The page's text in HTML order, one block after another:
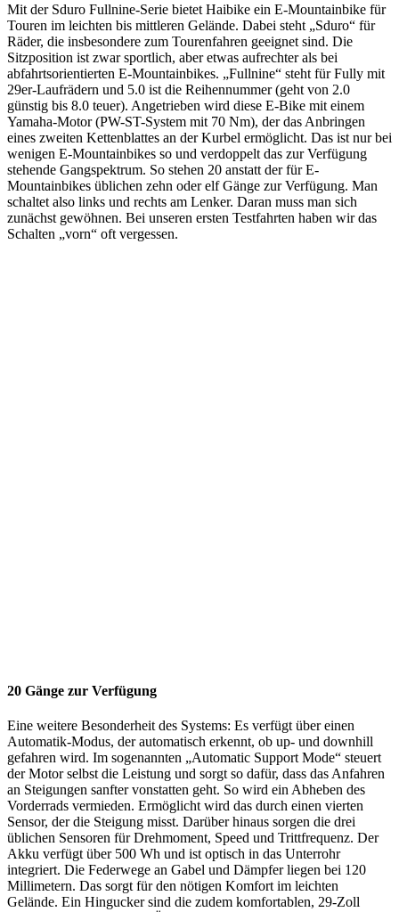
Mit der Sduro Fullnine-Serie bietet Haibike ein E-Mountainbike für
Touren im leichten bis mittleren Gelände. Dabei steht „Sduro“ für
Räder, die insbesondere zum Tourenfahren geeignet sind. Die
Sitzposition ist zwar sportlich, aber etwas aufrechter als bei
abfahrtsorientierten E-Mountainbikes. „Fullnine“ steht für Fully mit
29er-Laufrädern und 5.0 ist die Reihennummer (geht von 2.0
günstig bis 8.0 teuer). Angetrieben wird diese E-Bike mit einem
Yamaha-Motor (PW-ST-System mit 70 Nm), der das Anbringen
eines zweiten Kettenblattes an der Kurbel ermöglicht. Das ist nur bei
wenigen E-Mountainbikes so und verdoppelt das zur Verfügung
stehende Gangspektrum. So stehen 20 anstatt der für E-
Mountainbikes üblichen zehn oder elf Gänge zur Verfügung. Man
schaltet also links und rechts am Lenker. Daran muss man sich
zunächst gewöhnen. Bei unseren ersten Testfahrten haben wir das
Schalten „vorn“ oft vergessen.
20 Gänge zur Verfügung
Eine weitere Besonderheit des Systems: Es verfügt über einen
Automatik-Modus, der automatisch erkennt, ob up- und downhill
gefahren wird. Im sogenannten „Automatic Support Mode“ steuert
der Motor selbst die Leistung und sorgt so dafür, dass das Anfahren
an Steigungen sanfter vonstatten geht. So wird ein Abheben des
Vorderrads vermieden. Ermöglicht wird das durch einen vierten
Sensor, der die Steigung misst. Darüber hinaus sorgen die drei
üblichen Sensoren für Drehmoment, Speed und Trittfrequenz. Der
Akku verfügt über 500 Wh und ist optisch in das Unterrohr
integriert. Die Federwege an Gabel und Dämpfer liegen bei 120
Millimetern. Das sorgt für den nötigen Komfort im leichten
Gelände. Ein Hingucker sind die zudem komfortablen, 29-Zoll